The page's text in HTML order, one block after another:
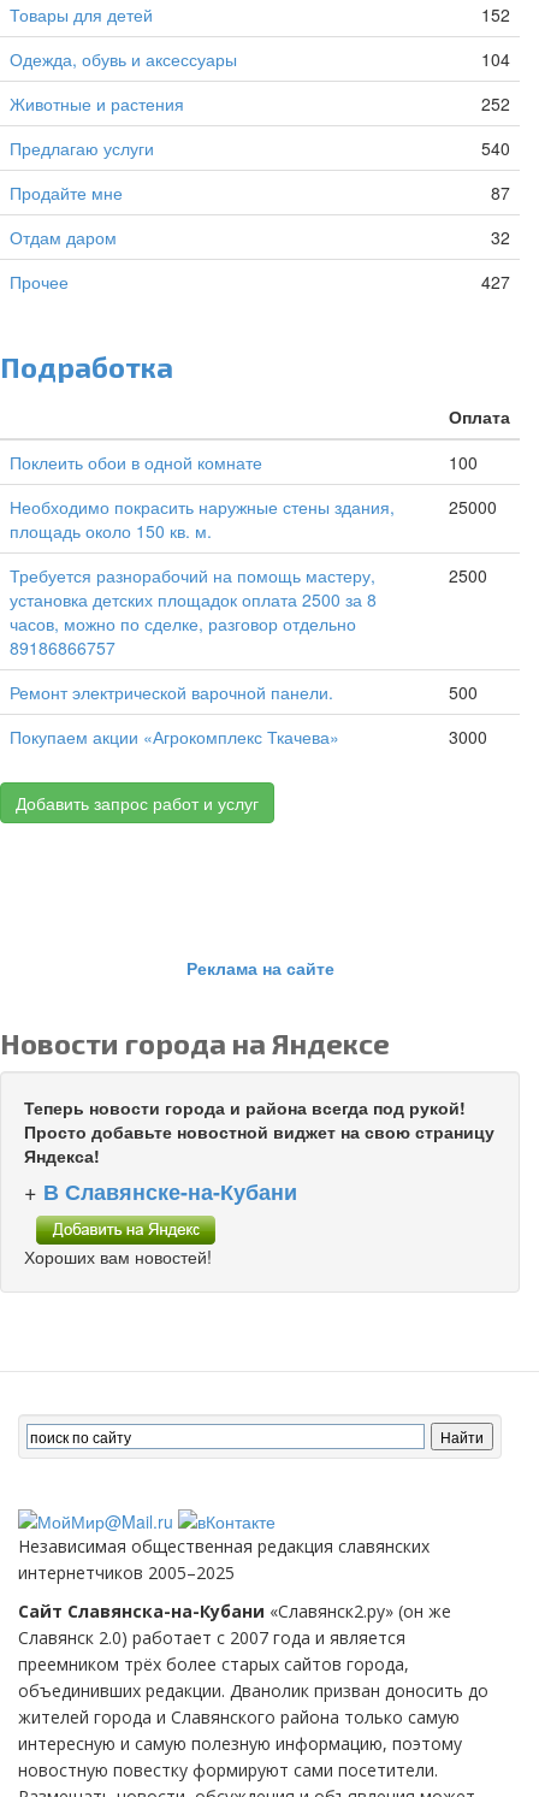
Товары для детей
152
Одежда, обувь и аксессуары
104
Животные и растения
252
Предлагаю услуги
540
Продайте мне
87
Отдам даром
32
Прочее
427
Подработка
Оплата
Поклеить обои в одной комнате
100
Необходимо покрасить наружные стены здания,
площадь около 150 кв. м.
25000
Требуется разнорабочий на помощь мастеру,
установка детских площадок оплата 2500 за 8
часов, можно по сделке, разговор отдельно
89186866757
2500
Ремонт электрической варочной панели.
500
Покупаем акции «Агрокомплекс Ткачева»
3000
Добавить запрос работ и услуг
Реклама на сайте
Новости города на Яндексе
Теперь новости города и района всегда под рукой!
Просто добавьте новостной виджет на свою страницу
Яндекса!
+ В Славянске-на-Кубани
Хороших вам новостей!
Независимая общественная редакция славянских
интернетчиков 2005–2025
Сайт Славянска-на-Кубани «Славянск2.ру» (он же
Славянск 2.0) работает с 2007 года и является
преемником трёх более старых сайтов города,
объединивших редакции. Дванолик призван доносить до
жителей города и Славянского района только самую
интересную и самую полезную информацию, поэтому
новостную повестку формируют сами посетители.